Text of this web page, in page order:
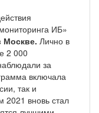
ИБ»
Москве. Лично в
2 000
за
включала
так и
вновь стал